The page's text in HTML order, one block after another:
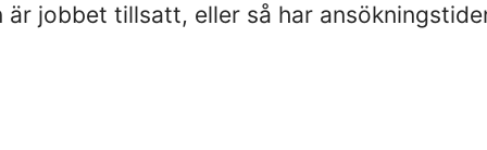
är jobbet tillsatt, eller så har